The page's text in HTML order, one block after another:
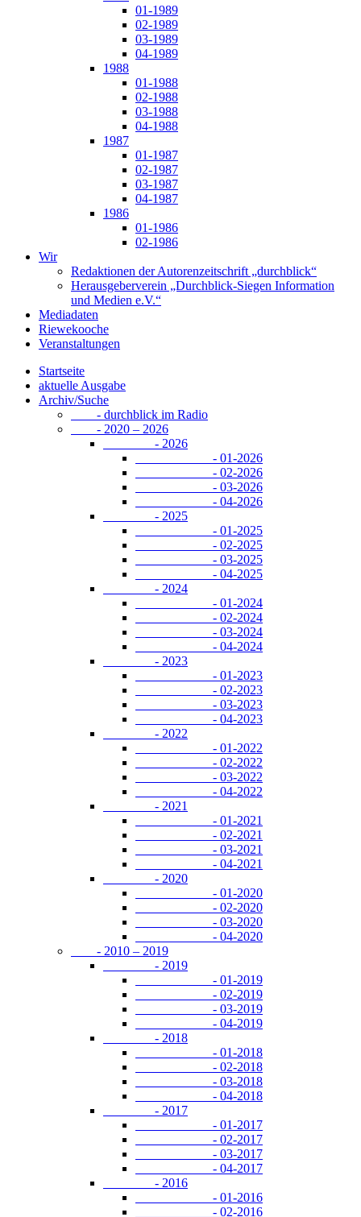
01-1989
02-1989
03-1989
04-1989
1988
01-1988
02-1988
03-1988
04-1988
1987
01-1987
02-1987
03-1987
04-1987
1986
01-1986
02-1986
Wir
Redaktionen der Autorenzeitschrift „durchblick“
Herausgeberverein „Durchblick-Siegen Information
und Medien e.V.“
Mediadaten
Riewekooche
Veranstaltungen
Startseite
aktuelle Ausgabe
Archiv/Suche
- durchblick im Radio
- 2020 – 2026
- 2026
- 01-2026
- 02-2026
- 03-2026
- 04-2026
- 2025
- 01-2025
- 02-2025
- 03-2025
- 04-2025
- 2024
- 01-2024
- 02-2024
- 03-2024
- 04-2024
- 2023
- 01-2023
- 02-2023
- 03-2023
- 04-2023
- 2022
- 01-2022
- 02-2022
- 03-2022
- 04-2022
- 2021
- 01-2021
- 02-2021
- 03-2021
- 04-2021
- 2020
- 01-2020
- 02-2020
- 03-2020
- 04-2020
- 2010 – 2019
- 2019
- 01-2019
- 02-2019
- 03-2019
- 04-2019
- 2018
- 01-2018
- 02-2018
- 03-2018
- 04-2018
- 2017
- 01-2017
- 02-2017
- 03-2017
- 04-2017
- 2016
- 01-2016
- 02-2016